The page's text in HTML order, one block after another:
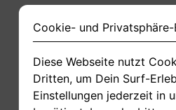
Cookie- und
Diese Webseite nutzt
Dritten, um Dein Surf-
Einstellungen jederzeit in